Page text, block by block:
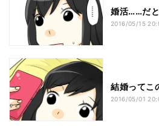
婚活……だ
2016/05/15
結婚ってこ
2016/05/01